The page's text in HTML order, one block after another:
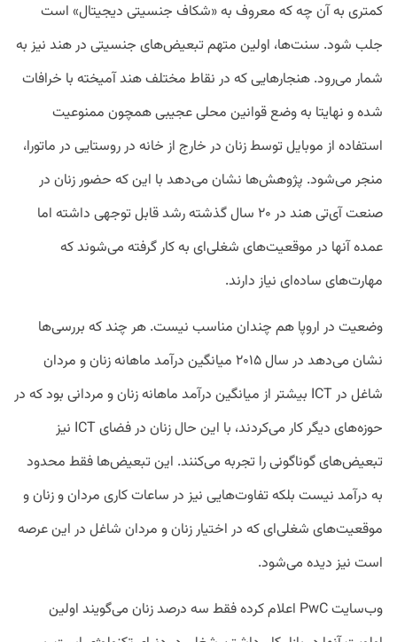
کمتری به آن چه که معروف به «شکاف جنسیتی دیجیتال» است
جلب شود. سنت‌ها، اولین متهم تبعیض‌های جنسیتی در هند نیز به
شمار می‌رود. هنجارهایی که در نقاط مختلف هند آمیخته با خرافات
شده و نهایتا به وضع قوانین محلی‌ عجیبی همچون ممنوعیت
استفاده از موبایل توسط زنان در خارج از خانه در روستایی در ماتورا،
منجر می‌شود. پژوهش‌ها نشان می‌دهد با این که حضور زنان در
صنعت آی‌تی هند در ۲۰ سال گذشته رشد قابل توجهی داشته اما
عمده آنها در موقعیت‌های شغلی‌ای به کار گرفته می‌شوند که
مهارت‌های ساده‌ای نیاز دارند.
وضعیت در اروپا هم چندان مناسب نیست. هر چند که بررسی‌ها
نشان می‌دهد در سال ۲۰۱۵ میانگین درآمد ماهانه زنان و مردان
شاغل در ICT بیشتر از میانگین درآمد ماهانه زنان و مردانی بود که در
حوزه‌های دیگر کار می‌کردند، با این حال زنان در فضای ICT نیز
تبعیض‌های گوناگونی را تجربه می‌کنند. این تبعیض‌ها فقط محدود
به درآمد نیست بلکه تفاوت‌هایی نیز در ساعات کاری مردان و زنان و
موقعیت‌های شغلی‌ای که در اختیار زنان و مردان شاغل در این عرصه
است نیز دیده می‌شود.
وب‌سایت PwC اعلام کرده فقط سه درصد زنان می‌گویند اولین